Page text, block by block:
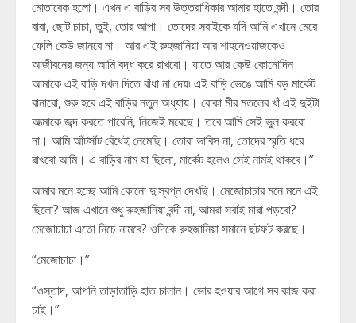
মোতাবেক হলো। এখন এ বাড়ির সব উত্তরাধিকার আমার হাতে বন্দী। তোর
বাবা, ছোট চাচা, তুই, তোর আপা। তোদের সবাইকে যদি আমি এখানে মেরে
ফেলি কেউ জানবে না। আর এই রুহজানিয়া আর শাহনেওয়াজকেও
আজীবনের জন্য আমি বদ্ধ করে রাখবো। যাতে আর কেউ কোনোদিন
আমাকে এই বাড়ি দখল দিতে বাঁধা না দেয়৷ এই বাড়ি ভেঙে আমি বড় মার্কেট
বানাবো, শুরু হবে এই বাড়ির নতুন অধ্যায়। বোকা মীর মতলেব খাঁ এই দুইটা
আত্মাকে জব্দ করতে পারেনি, নিজেই মরেছে। তবে আমি সেই ভুল করবো
না। আমি আঁটসাঁট বেঁধেই নেমেছি। তোরা ভাবিস না, তোদের স্মৃতি ধরে
রাখবো আমি। এ বাড়ির নাম যা ছিলো, মার্কেট হলেও সেই নামই থাকবে।”
আমার মনে হচ্ছে আমি কোনো দু:স্বপ্ন দেখছি। মেজোচাচার মনে মনে এই
ছিলো? আজ এখানে শুধু রুহজানিয়া বন্দী না, আমরা সবাই মারা পড়বো?
মেজোচাচা এতো নিচে নামবে? ওদিকে রুহজানিয়া সমানে ছটফট করছে।
“মেজোচাচা।”
“ওস্তাদ, আপনি তাড়াতাড়ি হাত চালান। ভোর হওয়ার আগে সব কাজ করা
চাই।”